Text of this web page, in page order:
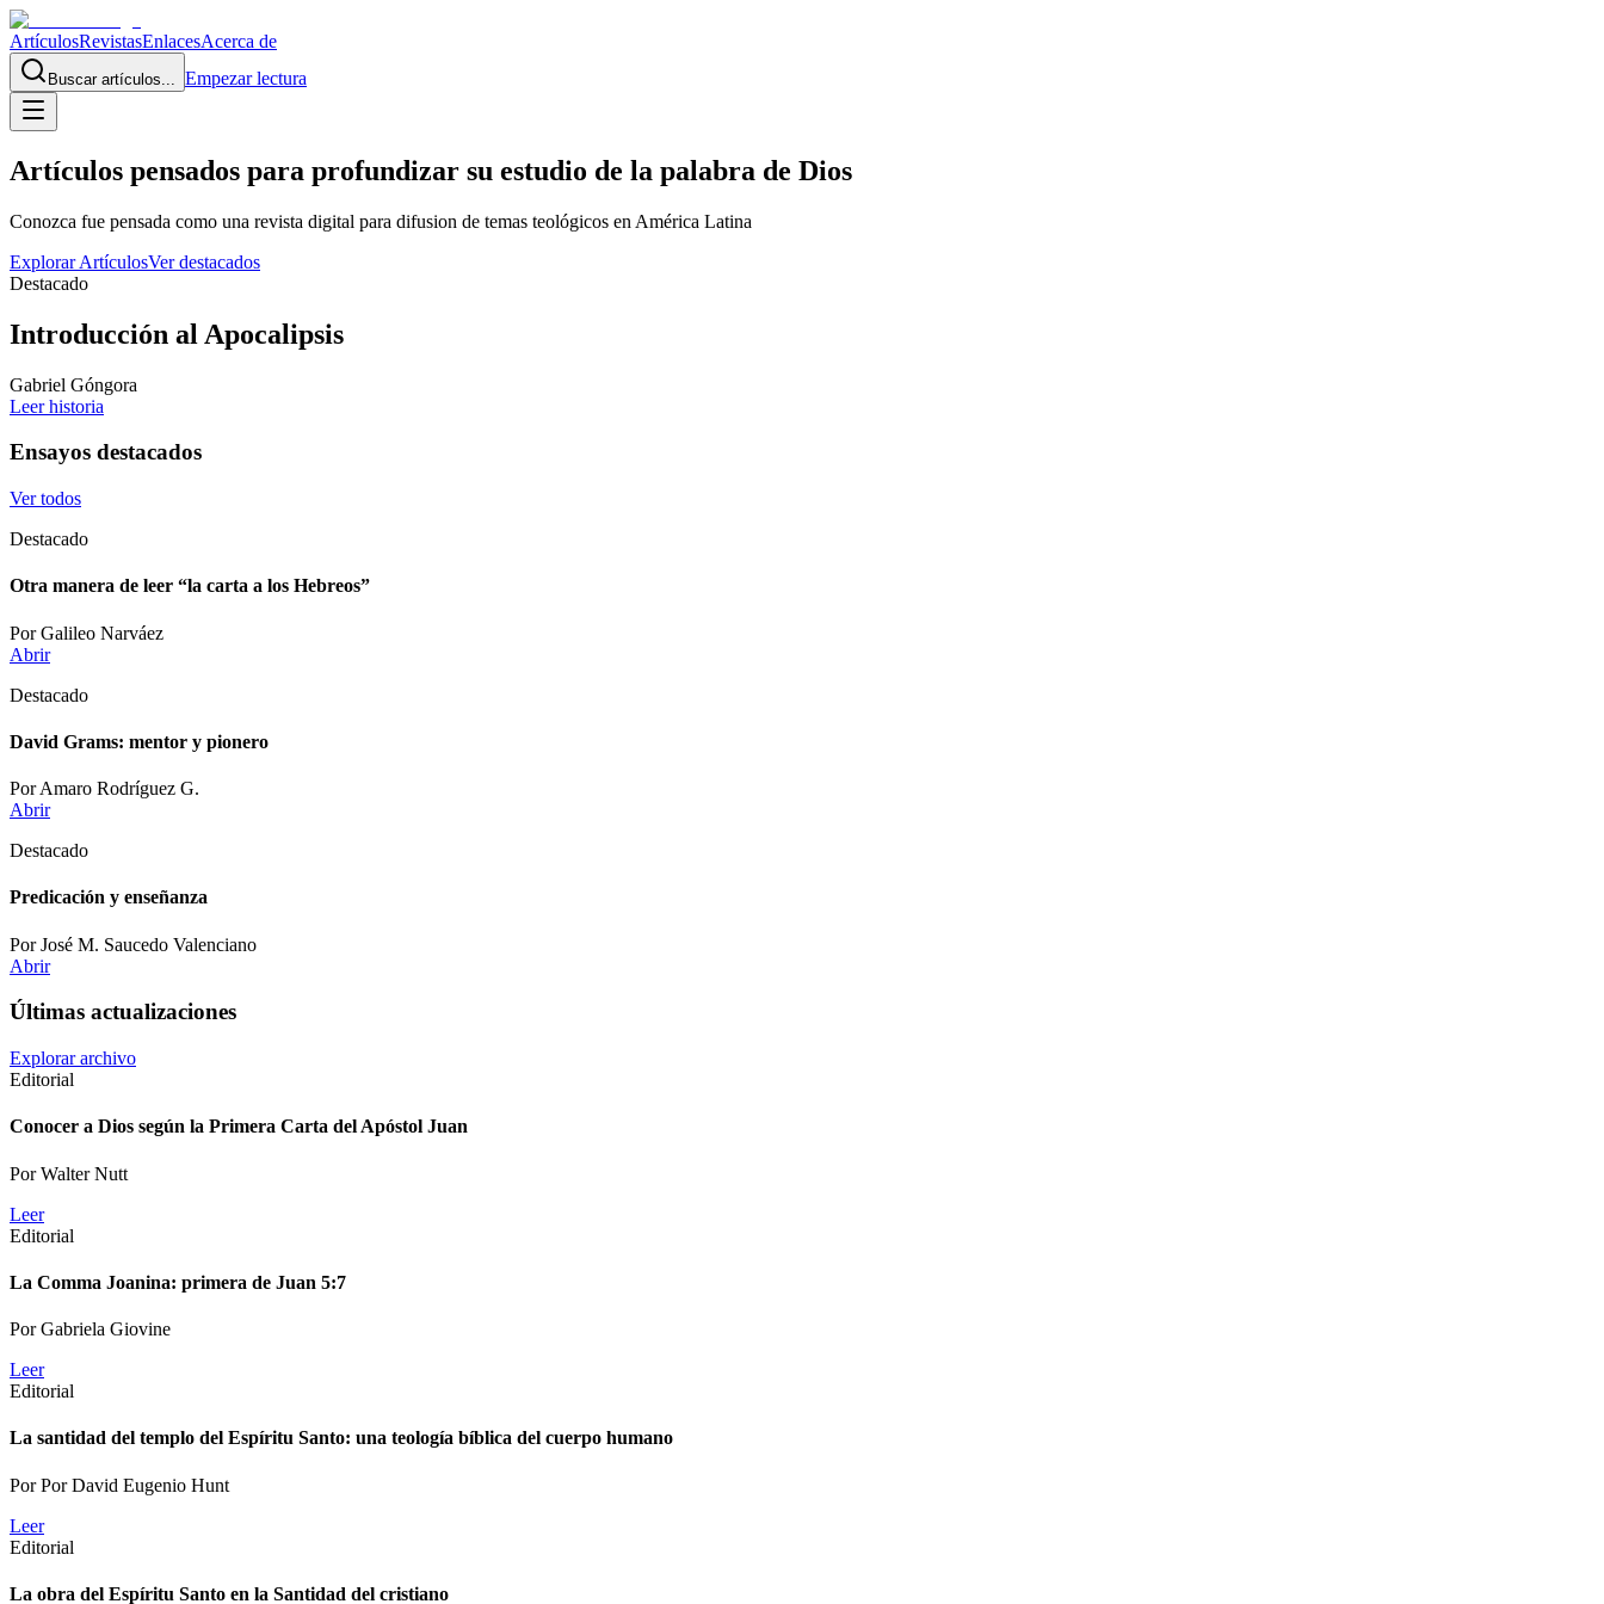
ArtículosRevistasEnlacesAcerca de
Buscar artículos... Empezar lectura
Artículos pensados para profundizar su estudio de la palabra de Dios
Conozca fue pensada como una revista digital para difusion de temas teológicos en América Latina
Explorar ArtículosVer destacados
Destacado
Introducción al Apocalipsis
Gabriel Góngora
Leer historia
Ensayos destacados
Ver todos
Destacado
Otra manera de leer “la carta a los Hebreos”
Por Galileo Narváez
Abrir
Destacado
David Grams: mentor y pionero
Por Amaro Rodríguez G.
Abrir
Destacado
Predicación y enseñanza
Por José M. Saucedo Valenciano
Abrir
Últimas actualizaciones
Explorar archivo
Editorial
Conocer a Dios según la Primera Carta del Apóstol Juan
PorWalter Nutt
Leer
Editorial
La Comma Joanina: primera de Juan 5:7
PorGabriela Giovine
Leer
Editorial
La santidad del templo del Espíritu Santo: una teología bíblica del cuerpo humano
PorPor David Eugenio Hunt
Leer
Editorial
La obra del Espíritu Santo en la Santidad del cristiano